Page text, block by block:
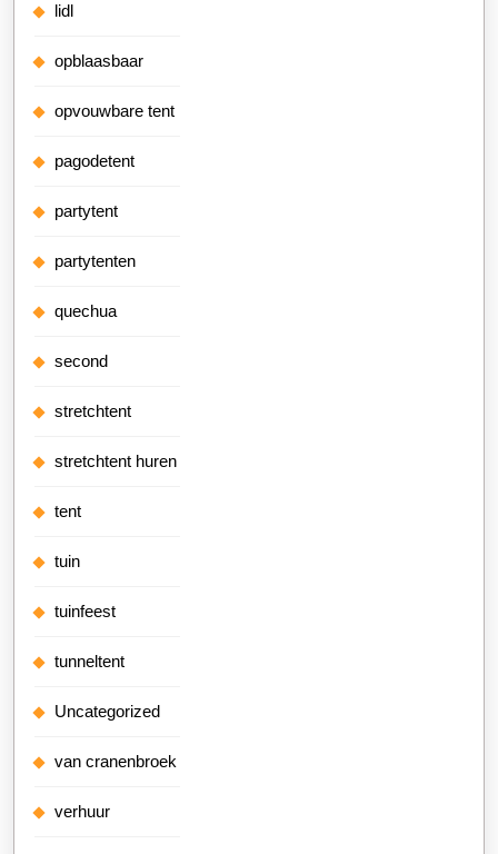
lidl
opblaasbaar
opvouwbare tent
pagodetent
partytent
partytenten
quechua
second
stretchtent
stretchtent huren
tent
tuin
tuinfeest
tunneltent
Uncategorized
van cranenbroek
verhuur